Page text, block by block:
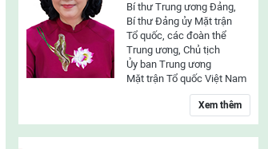
Bí thư Trung ương Đảng,
Bí thư Đảng ủy Mặt trận
Tổ quốc, các đoàn thể
Trung ương, Chủ tịch
Ủy ban Trung ương
Mặt trận Tổ quốc Việt Nam
Xem thêm